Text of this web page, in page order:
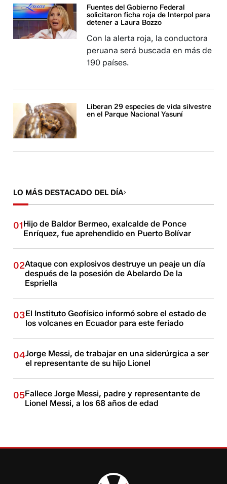
Fuentes del Gobierno Federal
solicitaron ficha roja de Interpol para
detener a Laura Bozzo
Con la alerta roja, la conductora
peruana será buscada en más de
190 países.
Liberan 29 especies de vida silvestre
en el Parque Nacional Yasuní
LO MÁS DESTACADO DEL DÍA
01Hijo de Baldor Bermeo, exalcalde de Ponce
Enríquez, fue aprehendido en Puerto Bolívar
02Ataque con explosivos destruye un peaje un día
después de la posesión de Abelardo De la
Espriella
03El Instituto Geofísico informó sobre el estado de
los volcanes en Ecuador para este feriado
04Jorge Messi, de trabajar en una siderúrgica a ser
el representante de su hijo Lionel
05Fallece Jorge Messi, padre y representante de
Lionel Messi, a los 68 años de edad